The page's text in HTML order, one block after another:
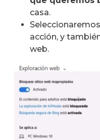
casa.
acción, y
web.